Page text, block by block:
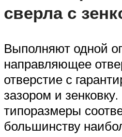
сверла с
Выполняют одной
направляющее
отверстие с
зазором и
типоразмеры
большинству